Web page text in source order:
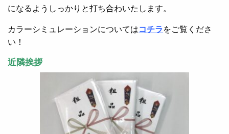
になるようしっかりと打ち合わいたします。
カラーシミュレーションについてはコチラ をご覧くださ
い！
近隣挨拶